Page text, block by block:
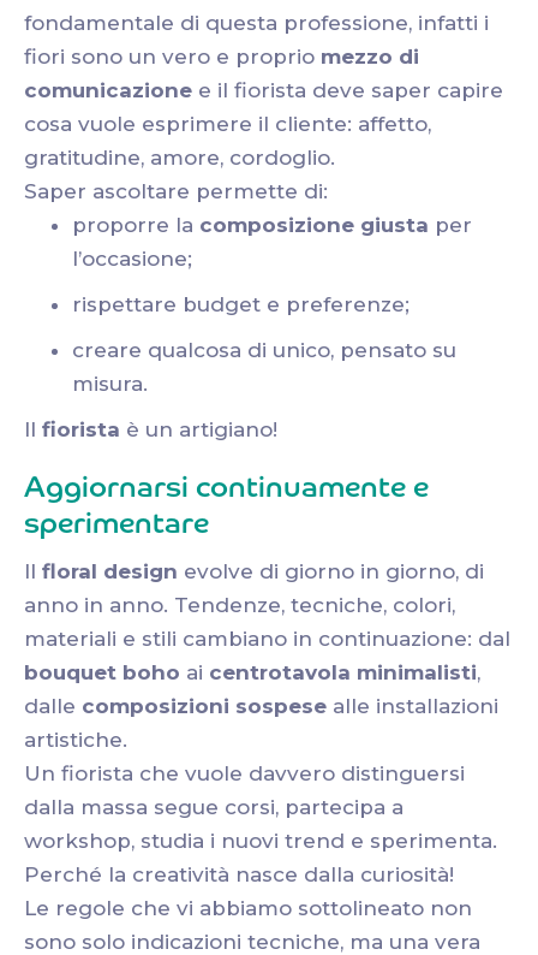
fondamentale di questa professione, infatti i
fiori sono un vero e proprio mezzo di
comunicazione e il fiorista deve saper capire
cosa vuole esprimere il cliente: affetto,
gratitudine, amore, cordoglio.
Saper ascoltare permette di:
proporre la composizione giusta per
l’occasione;
rispettare budget e preferenze;
creare qualcosa di unico, pensato su
misura.
Il fiorista è un artigiano!
Aggiornarsi continuamente e
sperimentare
Il floral design evolve di giorno in giorno, di
anno in anno. Tendenze, tecniche, colori,
materiali e stili cambiano in continuazione: dal
bouquet boho ai centrotavola minimalisti,
dalle composizioni sospese alle installazioni
artistiche.
Un fiorista che vuole davvero distinguersi
dalla massa segue corsi, partecipa a
workshop, studia i nuovi trend e sperimenta.
Perché la creatività nasce dalla curiosità!
Le regole che vi abbiamo sottolineato non
sono solo indicazioni tecniche, ma una vera